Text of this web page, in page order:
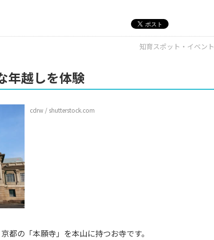
知育スポット・イベント
年越しを体験
cdrw / shutterstock.com
都の「本願寺」を本山に持つお寺です。